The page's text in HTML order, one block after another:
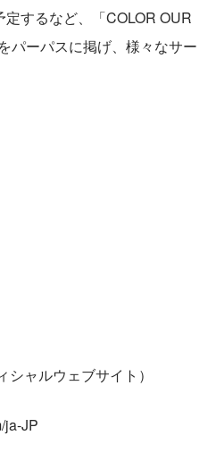
するなど、「COLOR OUR
パーパスに掲げ、様々なサー
ャルウェブサイト）
ja-JP